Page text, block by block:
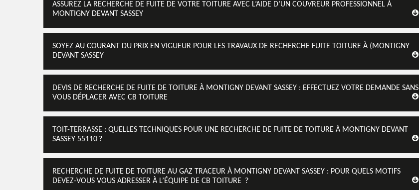
ASSUREZ LA RECHERCHE DE FUITE DE VOTRE TOITURE AVEC L’AIDE D’UN COUVREUR PROFESSIONNEL À
MONTIGNY DEVANT SASSEY
SOYEZ AU COURANT DU PRIX EN VIGUEUR POUR LES TRAVAUX DE RECHERCHE FUITE TOITURE À (MONTIGNY
DEVANT SASSEY
DEVIS DE RECHERCHE DE FUITE DE TOITURE À MONTIGNY DEVANT SASSEY : EFFECTUEZ VOTRE DEMANDE SANS
VOUS DÉPLACER AVEC CB TOITURE
TOIT-TERRASSE : QUELLES TECHNIQUES POUR UNE RECHERCHE DE FUITE DE TOITURE À MONTIGNY DEVANT
SASSEY 55110 ?
RECHERCHE DE FUITE DE TOITURE AU GAZ TRACEUR À MONTIGNY DEVANT SASSEY : POUR QUELS MOTIFS
DEVEZ-VOUS VOUS ADRESSER À L’ÉQUIPE DE CB TOITURE ?